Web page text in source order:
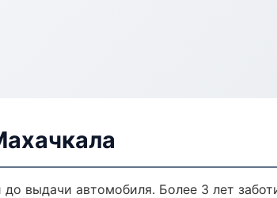
выдачи автомобиля. Более 3 лет